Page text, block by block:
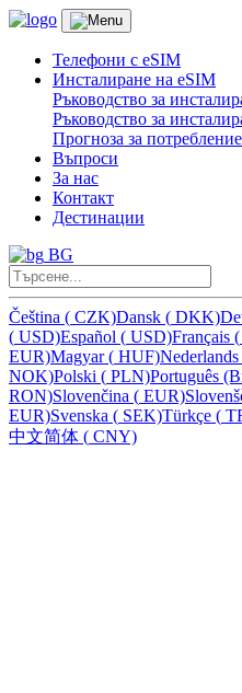
Телефони с eSIM
Инсталиране на eSIM
Ръководство за
Ръководство за
Прогноза за
Въпроси
За нас
Контакт
Дестинации
BG
Čeština ( CZK)Dansk ( DKK)
( USD)Español ( USD)Français (
EUR)Magyar( HUF)Nederlands
NOK)Polski ( PLN)Português
RON)Slovenčina ( EUR)
EUR)Svenska ( SEK)Türkçe (
中文简体 ( CNY)